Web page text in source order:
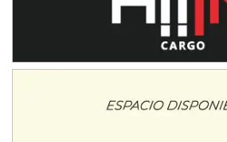
Ciudad de Trenque Lauquen (Asfalto)